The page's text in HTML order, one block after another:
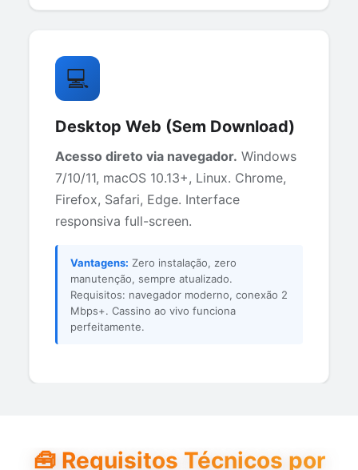
💻
Desktop Web (Sem Download)
Acesso direto via navegador. Windows
7/10/11, macOS 10.13+, Linux. Chrome,
Firefox, Safari, Edge. Interface
responsiva full-screen.
Vantagens: Zero instalação, zero
manutenção, sempre atualizado.
Requisitos: navegador moderno, conexão 2
Mbps+. Cassino ao vivo funciona
perfeitamente.
🧰 Requisitos Técnicos por